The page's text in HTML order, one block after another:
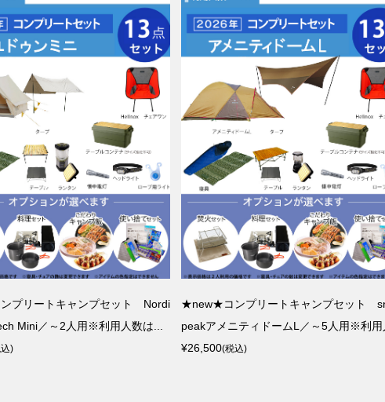
プリートキャンプセット Nordi
Mini／～2人用※利用人数は...
)
★new★コンプリートキャンプセット
peakアメニティドームL／～5人用※利用
¥26,500(税込)